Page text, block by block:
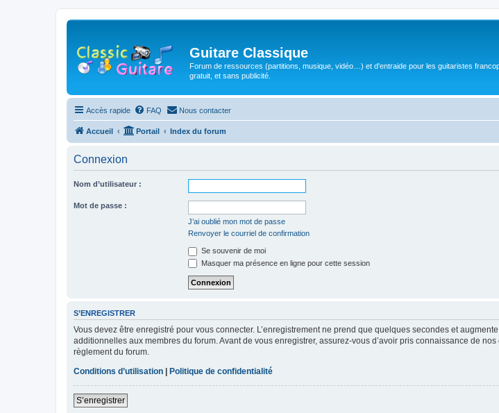
Guitare Classique
Forum de ressources (partitions, musique, vidéo…) et d'entraide pour les guitaristes
gratuit, et sans publicité.
Accès rapide FAQ Nous contacter
Accueil Portail Index du forum
Connexion
Nom d’utilisateur :
Mot de passe :
J’ai oublié mon mot de passe
Renvoyer le courriel de confirmation
Se souvenir de moi
Masquer ma présence en ligne pour cette session
S’ENREGISTRER
Vous devez être enregistré pour vous connecter. L’enregistrement ne prend que quelques secondes et
additionnelles aux membres du forum. Avant de vous enregistrer, assurez-vous d’avoir pris connaissance de
règlement du forum.
Conditions d’utilisation | Politique de confidentialité
S’enregistrer